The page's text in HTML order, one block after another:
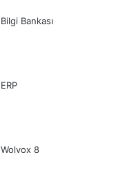
Bilgi Bankası
ERP
Wolvox 8